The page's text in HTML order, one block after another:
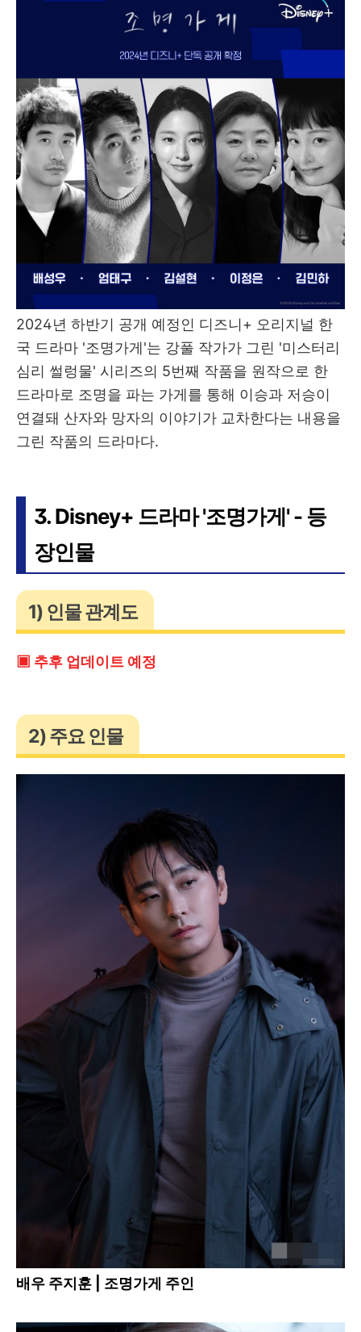
2024년 하반기 공개 예정인 디즈니+ 오리지널 한
국 드라마 '조명가게'는 강풀 작가가 그린 '미스터리
심리 썰렁물' 시리즈의 5번째 작품을 원작으로 한
드라마로 조명을 파는 가게를 통해 이승과 저승이
연결돼 산자와 망자의 이야기가 교차한다는 내용을
그린 작품의 드라마다.
3. Disney+ 드라마 '조명가게' - 등
장인물
1) 인물 관계도
▣ 추후 업데이트 예정
2) 주요 인물
배우 주지훈 | 조명가게 주인